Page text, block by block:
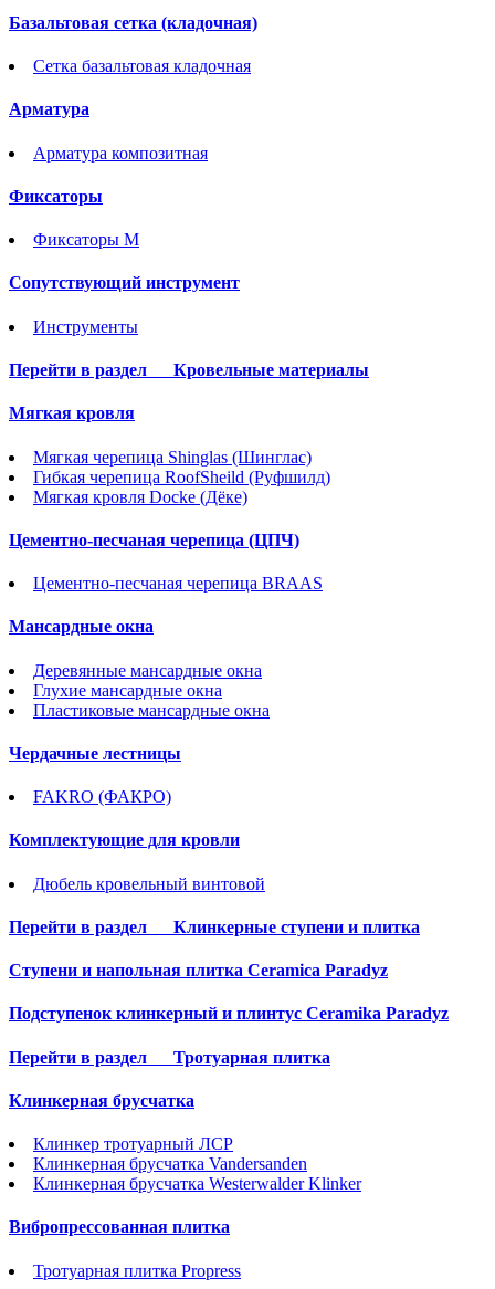
Базальтовая сетка (кладочная)
Сетка базальтовая кладочная
Арматура
Арматура композитная
Фиксаторы
Фиксаторы М
Сопутствующий инструмент
Инструменты
Перейти в раздел Кровельные материалы
Мягкая кровля
Мягкая черепица Shinglas (Шинглас)
Гибкая черепица RoofSheild (Руфшилд)
Мягкая кровля Docke (Дёке)
Цементно-песчаная черепица (ЦПЧ)
Цементно-песчаная черепица BRAAS
Мансардные окна
Деревянные мансардные окна
Глухие мансардные окна
Пластиковые мансардные окна
Чердачные лестницы
FAKRO (ФАКРО)
Комплектующие для кровли
Дюбель кровельный винтовой
Перейти в раздел Клинкерные ступени и плитка
Cтупени и напольная плитка Ceramica Paradyz
Подступенок клинкерный и плинтус Ceramika Paradyz
Перейти в раздел Тротуарная плитка
Клинкерная брусчатка
Клинкер тротуарный ЛСР
Клинкерная брусчатка Vandersanden
Клинкерная брусчатка Westerwalder Klinker
Вибропрессованная плитка
Тротуарная плитка Propress